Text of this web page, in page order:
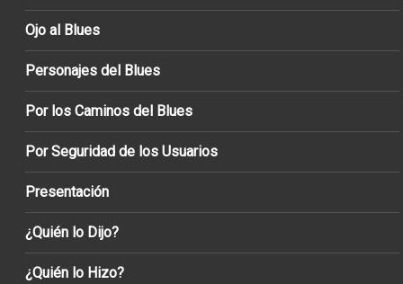
Ojo al Blues
Personajes del Blues
Por los Caminos del Blues
Por Seguridad de los Usuarios
Presentación
¿Quién lo Dijo?
¿Quién lo Hizo?